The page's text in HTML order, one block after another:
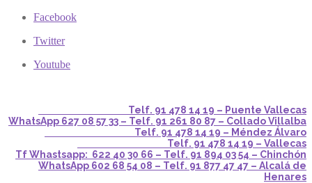
Facebook
Twitter
Youtube
Telf. 91 478 14 19 – Puente Vallecas
WhatsApp 627 08 57 33 – Telf. 91 261 80 87 – Collado Villalba
Telf. 91 478 14 19 – Méndez Álvaro
Telf. 91 478 14 19 – Vallecas
Tf Whastsapp: 622 40 30 66 – Telf. 91 894 03 54 – Chinchón
WhatsApp 602 68 54 08 – Telf. 91 877 47 47 – Alcalá de
Henares